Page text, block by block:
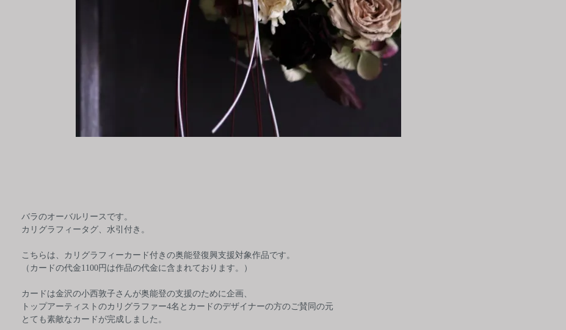
バラのオーバルリースです。
カリグラフィータグ、水引付き。
こちらは、カリグラフィーカード付きの奥能登復興支援対象作品です。
（カードの代金1100円は作品の代金に含まれております。）
カードは金沢の小西敦子さんが奥能登の支援のために企画、
トップアーティストのカリグラファー4名とカードのデザイナーの方のご賛同の元
とても素敵なカードが完成しました。